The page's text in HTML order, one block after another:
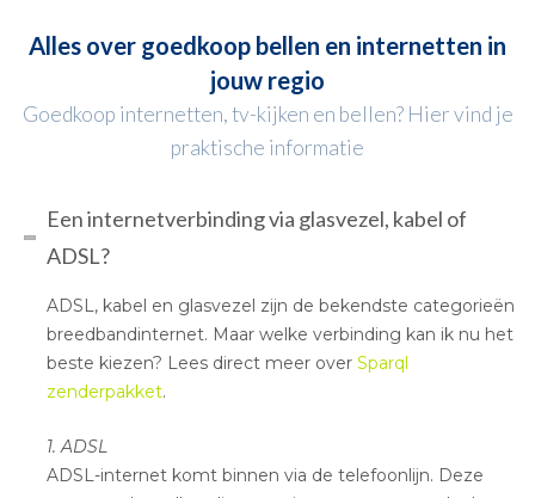
Alles over goedkoop bellen en internetten in
jouw regio
Goedkoop internetten, tv-kijken en bellen? Hier vind je
praktische informatie
Een internetverbinding via glasvezel, kabel of
ADSL?
ADSL, kabel en glasvezel zijn de bekendste categorieën
breedbandinternet. Maar welke verbinding kan ik nu het
beste kiezen? Lees direct meer overSparql
zenderpakket.
1. ADSL
ADSL-internet komt binnen via de telefoonlijn. Deze